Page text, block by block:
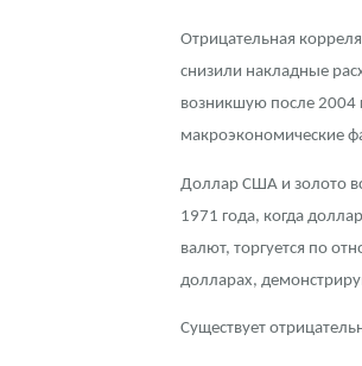
Отрицательная
снизили накладные
возникшую после 2004
макроэкономические
Доллар США и золото
1971 года, когда
валют, торгуется по
долларах,
Существует